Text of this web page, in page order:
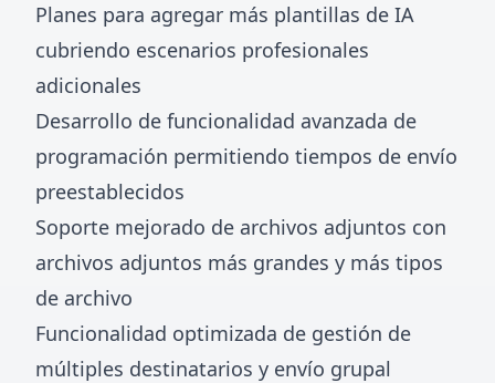
Planes para agregar más plantillas de IA
cubriendo escenarios profesionales
adicionales
Desarrollo de funcionalidad avanzada de
programación permitiendo tiempos de envío
preestablecidos
Soporte mejorado de archivos adjuntos con
archivos adjuntos más grandes y más tipos
de archivo
Funcionalidad optimizada de gestión de
múltiples destinatarios y envío grupal